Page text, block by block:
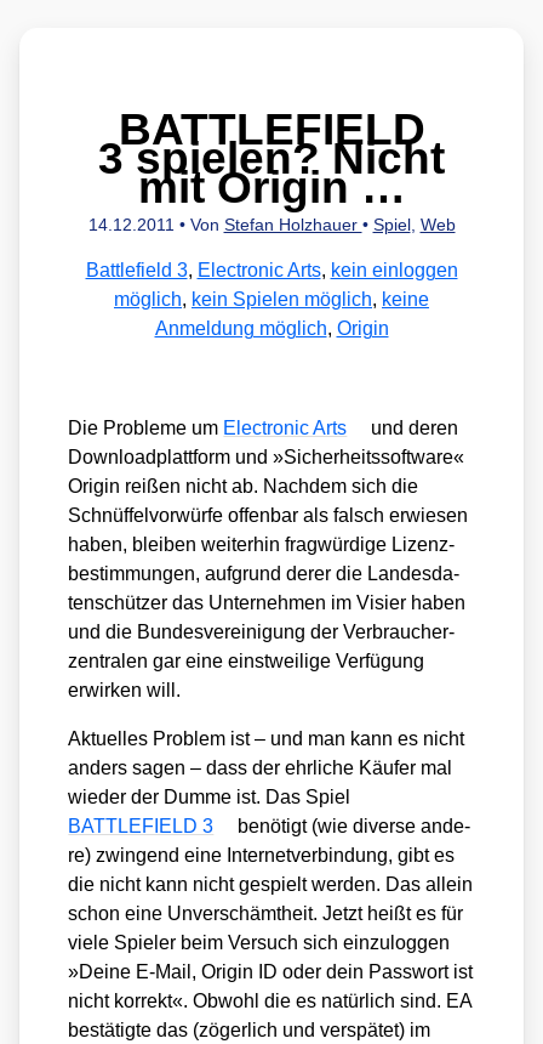
BATTLEFIELD
3 spielen? Nicht
mit Origin …
14.12.2011 • Von Stefan Holzhauer • Spiel , Web
Battlefield 3, Electronic Arts, kein einloggen
möglich, kein Spielen möglich, keine
Anmeldung möglich, Origin
Die Pro­ble­me um Elec­tro­nic Arts
und deren
Down­load­platt­form und »Sicher­heits­soft­ware«
Ori­gin rei­ßen nicht ab. Nach­dem sich die
Schnüf­fel­vor­wür­fe offen­bar als falsch erwie­sen
haben, blei­ben wei­ter­hin frag­wür­di­ge Lizenz­
be­stim­mun­gen, auf­grund derer die Lan­des­da­
ten­schüt­zer das Unter­neh­men im Visier haben
und die Bun­des­ver­ei­ni­gung der Ver­brau­cher­
zen­tra­len gar eine einst­wei­li­ge Ver­fü­gung
erwir­ken will.
Aktu­el­les Pro­blem ist – und man kann es nicht
anders sagen – dass der ehr­li­che Käu­fer mal
wie­der der Dum­me ist. Das Spiel
BATTLEFIELD 3
benö­tigt (wie diver­se ande­
re) zwin­gend eine Inter­net­ver­bin­dung, gibt es
die nicht kann nicht gespielt wer­den. Das allein
schon eine Unver­schämt­heit. Jetzt heißt es für
vie­le Spie­ler beim Ver­such sich ein­zu­log­gen
»Dei­ne E‑Mail, Ori­gin ID oder dein Pass­wort ist
nicht kor­rekt«. Obwohl die es natür­lich sind. EA
bestä­tig­te das (zöger­lich und ver­spä­tet) im